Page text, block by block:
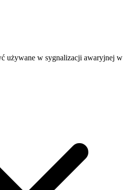
używane w sygnalizacji awaryjnej w